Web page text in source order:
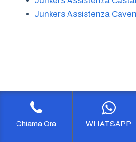
Junkers Assistenza
Chiama Ora WHATSAPP